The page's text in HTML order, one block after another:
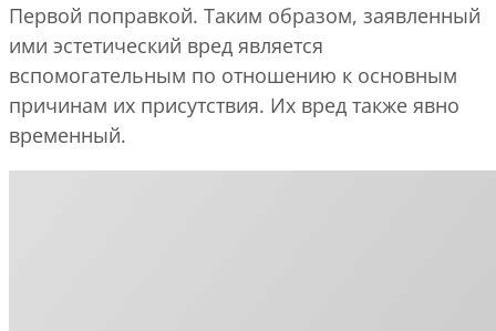
Первой поправкой. Таким образом, заявленный
ими эстетический вред является
вспомогательным по отношению к основным
причинам их присутствия. Их вред также явно
временный.